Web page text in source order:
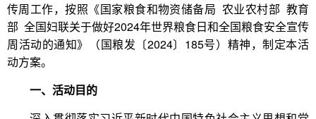
传周工作，按照《国家粮食和物资储备局 农业农村部 教育
部 全国妇联关于做好2024年世界粮食日和全国粮食安全宣传
周活动的通知》（国粮发〔2024〕185号）精神，制定本活
动方案。
一、活动目的